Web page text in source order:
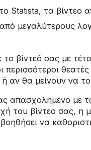
Statista, τα βίντεο
μεγαλύτερους
το βίντεό σας με
περισσότεροι
ή αν θα μείνουν να
απασχολημένο με
του βίντεο σας, η
να